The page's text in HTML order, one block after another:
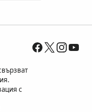
с